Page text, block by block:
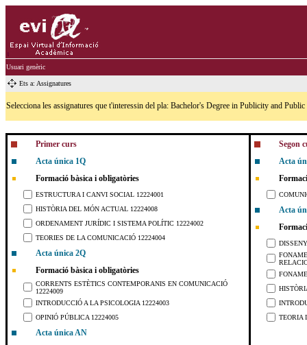
Usuari genèric
Ets a: Assignatures
Selecciona les assignatures que t'interessin del pla: Bachelor's Degree in Publicity and
Primer curs
Acta única 1Q
Formació bàsica i obligatòries
ESTRUCTURA I CANVI SOCIAL 12224001
HISTÒRIA DEL MÓN ACTUAL 12224008
ORDENAMENT JURÍDIC I SISTEMA POLÍTIC 12224002
TEORIES DE LA COMUNICACIÓ 12224004
Acta única 2Q
Formació bàsica i obligatòries
CORRENTS ESTÈTICS CONTEMPORANIS EN COMUNICACIÓ
12224009
INTRODUCCIÓ A LA PSICOLOGIA 12224003
OPINIÓ PÚBLICA 12224005
Acta única AN
Segon
Acta
Acta
TEORIA